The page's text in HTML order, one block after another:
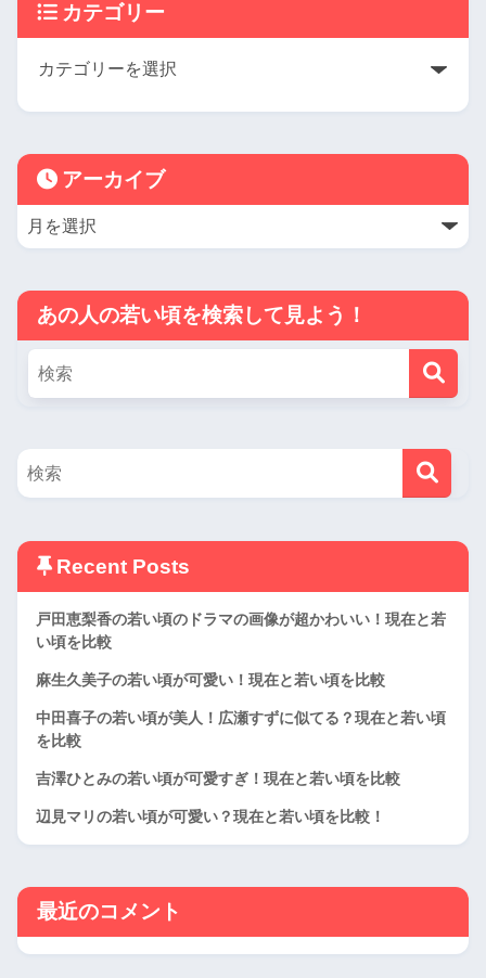
カテゴリー
アーカイブ
あの人の若い頃を検索して見よう！
Recent Posts
戸田恵梨香の若い頃のドラマの画像が超かわいい！現在と若
い頃を比較
麻生久美子の若い頃が可愛い！現在と若い頃を比較
中田喜子の若い頃が美人！広瀬すずに似てる？現在と若い頃
を比較
吉澤ひとみの若い頃が可愛すぎ！現在と若い頃を比較
辺見マリの若い頃が可愛い？現在と若い頃を比較！
最近のコメント